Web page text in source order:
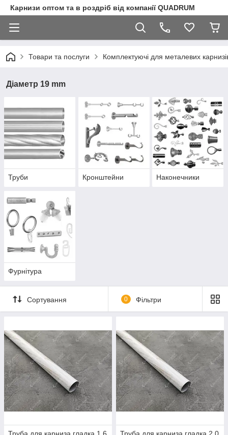
Карнизи оптом та в роздріб від компанії QUADRUM
Товари та послуги Комплектуючі для металевих
Діаметр 19 mm
Труби Кронштейни Наконечники
Фурнітура
Сортування 0 Фільтри